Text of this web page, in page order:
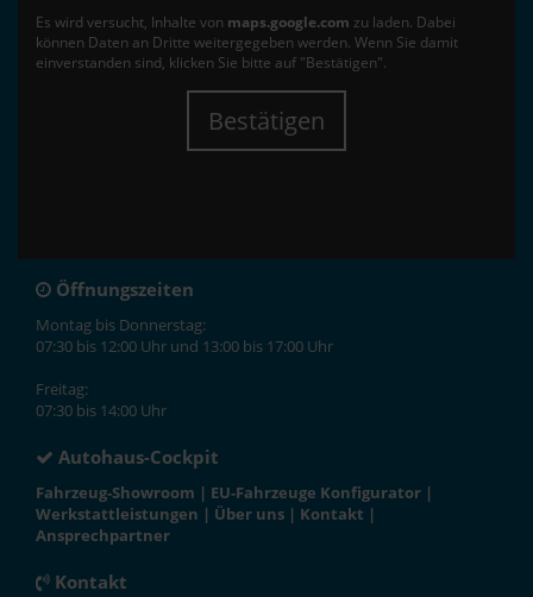
Es wird versucht, Inhalte von maps.google.com zu laden. Dabei
können Daten an Dritte weitergegeben werden. Wenn Sie damit
einverstanden sind, klicken Sie bitte auf "Bestätigen".
Bestätigen
Öffnungszeiten
Montag bis Donnerstag:
07:30 bis 12:00 Uhr und 13:00 bis 17:00 Uhr
Freitag:
07:30 bis 14:00 Uhr
Autohaus-Cockpit
Fahrzeug-Showroom | EU-Fahrzeuge Konfigurator |
Werkstattleistungen | Über uns | Kontakt |
Ansprechpartner
Kontakt